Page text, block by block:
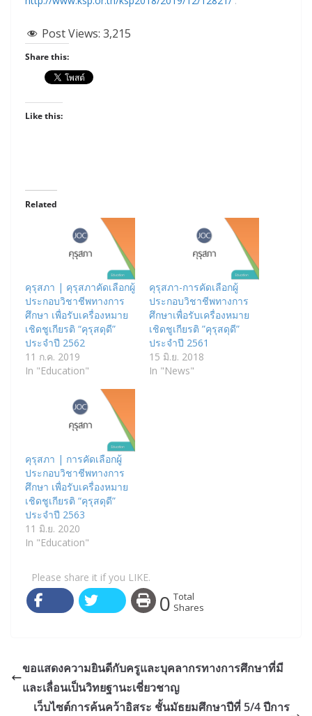
Post Views: 3,215
Share this:
Like this:
Related
คุรุสภา | คุรุสภาคัดเลือกผู้
ประกอบวิชาชีพทางการ
ศึกษา เพื่อรับเครื่องหมาย
เชิดชูเกียรติ “คุรุสดุดี”
ประจำปี 2562
11 ก.ค. 2019
In "Education"
คุรุสภา-การคัดเลือกผู้
ประกอบวิชาชีพทางการ
ศึกษาเพื่อรับเครื่องหมาย
เชิดชูเกียรติ ”คุรุสดุดี”
ประจำปี 2561
15 มิ.ย. 2018
In "News"
คุรุสภา | การคัดเลือกผู้
ประกอบวิชาชีพทางการ
ศึกษา เพื่อรับเครื่องหมาย
เชิดชูเกียรติ “คุรุสดุดี”
ประจำปี 2563
11 มิ.ย. 2020
In "Education"
Please share it if you LIKE.
0 Total
Shares
ขอแสดงความยินดีกับครูและบุคลากรทางการศึกษาที่มี
และเลื่อนเป็นวิทยฐานะเชี่ยวชาญ
เว็บไซต์การค้นคว้าอิสระ ชั้นมัธยมศึกษาปีที่ 5/4 ปีการ